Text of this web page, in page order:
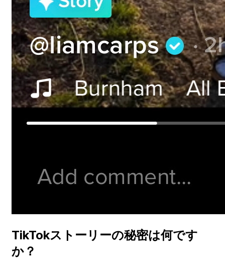
TikTokストーリーの秘密は何です
か？